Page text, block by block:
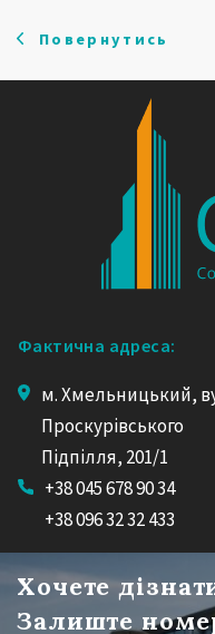
Повернутись
Фактична адреса:
м. Хмельницький,
Проскурівського
Підпілля, 201/1
+38 045 678 90 34
+38 096 32 32 433
Хочете
Залиште